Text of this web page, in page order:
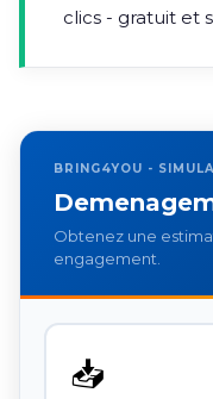
clics - gratuit et
BRING4YOU -
Obtenez une
engagement.
📥